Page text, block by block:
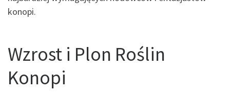
konopi.
Wzrost i Plon Roślin
Konopi